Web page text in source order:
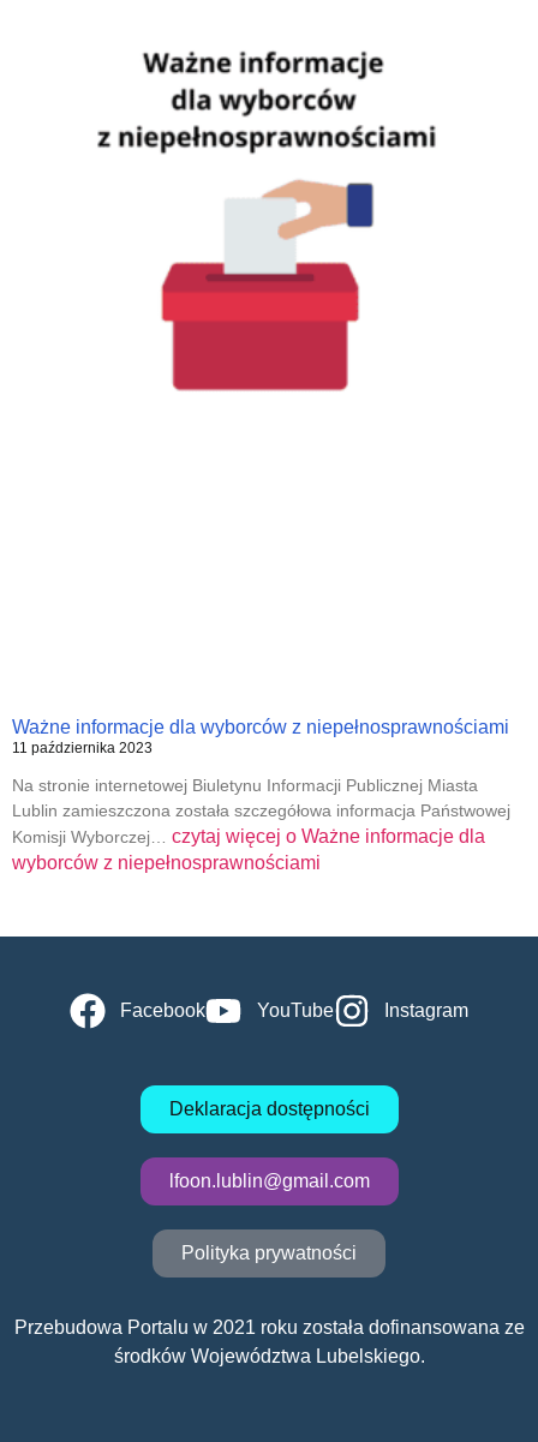
Ważne informacje dla wyborców z niepełnosprawnościami
11 października 2023
Na stronie internetowej Biuletynu Informacji Publicznej Miasta
Lublin zamieszczona została szczegółowa informacja Państwowej
Komisji Wyborczej… czytaj więcej o Ważne informacje dla
wyborców z niepełnosprawnościami
Facebook YouTube Instagram
Deklaracja dostępności
lfoon.lublin@gmail.com
Polityka prywatności
Przebudowa Portalu w 2021 roku została dofinansowana ze
środków Województwa Lubelskiego.